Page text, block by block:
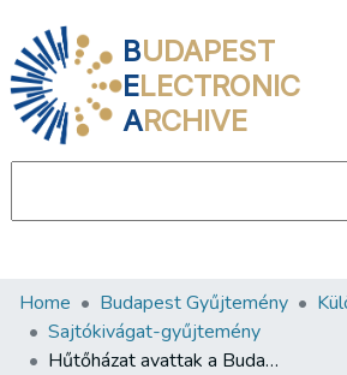
BUDAPEST
ELECTRONIC
ARCHIVE
Communities & Collections
All of DSpace
Home Budapest Gyűjtemény
Sajtókivágat-gyűjtemény
Hűtőházat avattak a Budapesti Sertésvágóhídon